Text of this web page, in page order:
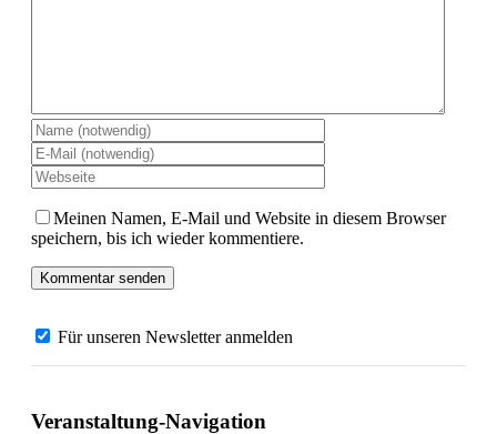
Meinen Namen, E-Mail und Website in diesem Browser
speichern, bis ich wieder kommentiere.
Für unseren Newsletter anmelden
Veranstaltung-Navigation